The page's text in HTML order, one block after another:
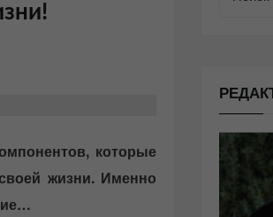
которые
жизни. Именно